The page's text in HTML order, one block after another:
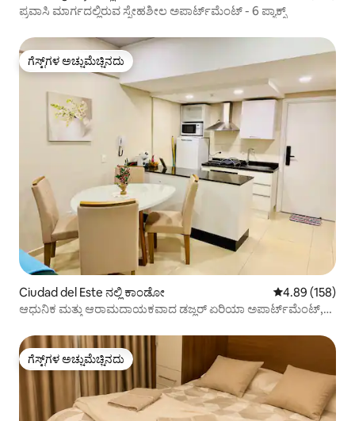
ಪ್ರವಾಸಿ ಮಾರ್ಗದಲ್ಲಿರುವ ಸ್ನೇಹಶೀಲ ಅಪಾರ್ಟ್‌ಮೆಂಟ್ - 6 ಪ್ಯಾಕ್ಸ್
ಗೆಸ್ಟ್‌ಗಳ ಅಚ್ಚುಮೆಚ್ಚಿನದು
ಗೆಸ್ಟ್‌ಗಳ ಅಚ್ಚುಮೆಚ್ಚಿನದು
Ciudad del Este ನಲ್ಲಿ ಕಾಂಡೋ 5 ರಲ್ಲಿ 4.89
4.89 (158)
ಆಧುನಿಕ ಮತ್ತು ಆರಾಮದಾಯಕವಾದ ಡಜ್ಲರ್ ಏರಿಯಾ ಅಪಾರ್ಟ್‌ಮೆಂಟ್,
ಗೆಸ್ಟ್‌ಗಳ ಅಚ್ಚುಮೆಚ್ಚಿನದು
ಗೆಸ್ಟ್‌ಗಳ ಅಚ್ಚುಮೆಚ್ಚಿನದು